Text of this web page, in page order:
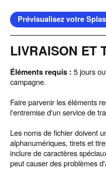
Prévisualisez votre
LIVRAISON ET
Éléments requis : 5 jours
campagne.
Faire parvenir les éléments
l'entremise d'un service de
Les noms de fichier doivent
alphanumériques, tirets et
inclure de caractères
peut causer des problèmes